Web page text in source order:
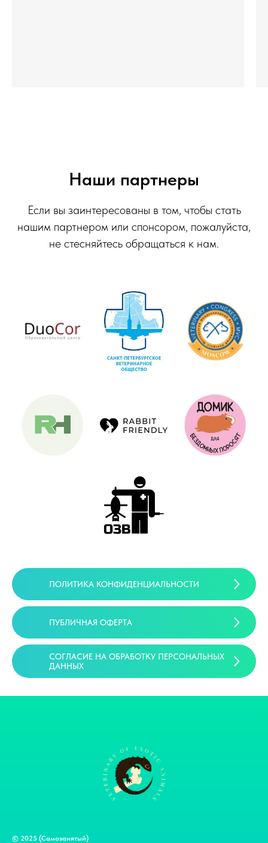
Наши партнеры
Если вы заинтересованы в том, чтобы стать
нашим партнером или спонсором, пожалуйста,
не стесняйтесь обращаться к нам.
ПОЛИТИКА КОНФИДЕНЦИАЛЬНОСТИ
ПУБЛИЧНАЯ ОФЕРТА
СОГЛАСИЕ НА ОБРАБОТКУ ПЕРСОНАЛЬНЫХ
ДАННЫХ
© 2025 (Самозанятый)